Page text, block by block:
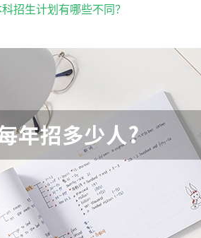
招生计划有哪些不同？